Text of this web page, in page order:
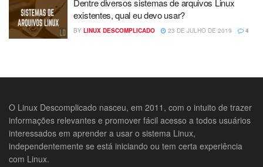
Dentre diversos sistemas de arquivos Linux
existentes, qual eu devo usar?
BY LINUX DESCOMPLICADO 23 DE JULHO DE 2019 4
O Linux Descomplicado nasceu, em 2011, com o intuito de trazer
informações relevantes e promover fácil acesso a todos usuários
interessados em aprender a usar o sistema Linux,
independentemente se está iniciando ou tem certa experiência
com Linux.